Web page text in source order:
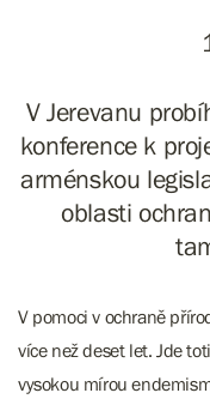
V Jerevanu
konference k
arménskou
oblasti
V pomoci v ochraně
více než deset let. Jde
vysokou mírou